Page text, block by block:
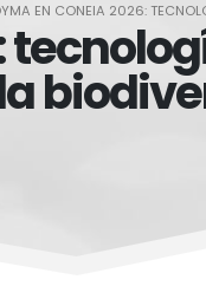
EN CONEIA 2026: